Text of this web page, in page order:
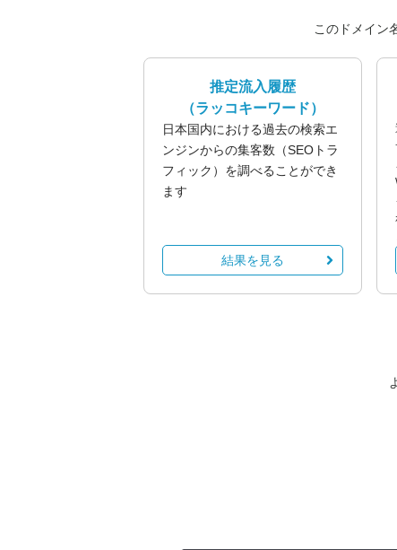
このドメイン
推定流入履歴
（ラッコキーワード）
日本国内における過去の検索エ
ンジンからの集客数（SEOトラ
フィック）を調べることができ
ます
結果を見る